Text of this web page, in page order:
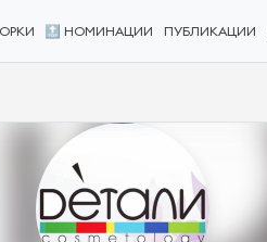
🔝 НОМИНАЦИИ ПУБЛИКАЦИИ